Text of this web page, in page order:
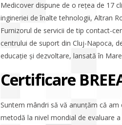
Medicover dispune de o rețea de 17
ingineriei de înalte tehnologii, Altran
Furnizorul de servicii de tip contact-
centrului de suport din Cluj-Napoca,
educație și dezvoltare, lansată în
Certificare
Suntem mândri să vă anunțăm că
metodă la nivel mondial de evaluare